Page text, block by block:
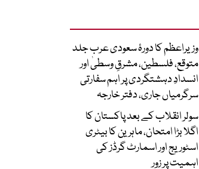
وزیراعظم کا دورۂ سعودی عرب جلد
متوقع، فلسطین، مشرقِ وسطیٰ اور
انسدادِ دہشتگردی پر اہم سفارتی
سرگرمیاں جاری، دفتر خارجہ
سولر انقلاب کے بعد پاکستان کا
اگلا بڑا امتحان، ماہرین کا بیٹری
اسٹوریج اور اسمارٹ گرڈز کی
اہمیت پر زور